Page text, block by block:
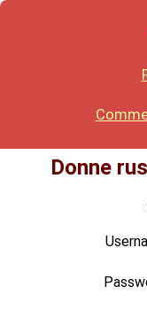
Donne